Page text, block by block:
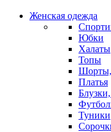
Женская одежда
Юбки
Халаты
Топы
Платья
Туники